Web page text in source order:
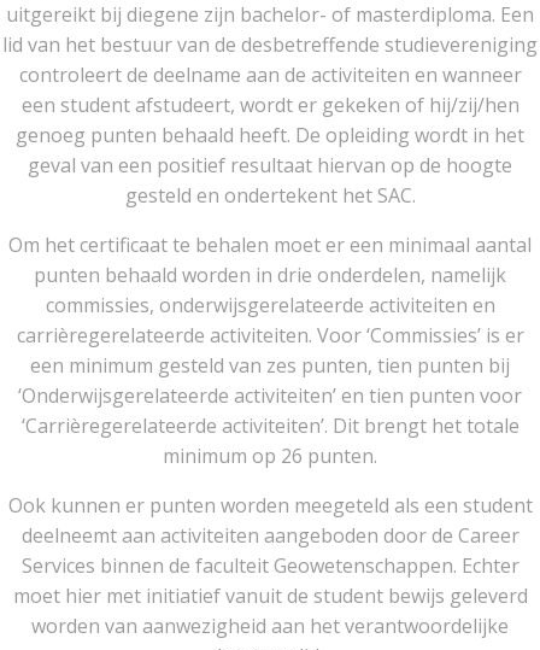
uitgereikt bij diegene zijn bachelor- of masterdiploma. Een
lid van het bestuur van de desbetreffende studievereniging
controleert de deelname aan de activiteiten en wanneer
een student afstudeert, wordt er gekeken of hij/zij/hen
genoeg punten behaald heeft. De opleiding wordt in het
geval van een positief resultaat hiervan op de hoogte
gesteld en ondertekent het SAC.
Om het certificaat te behalen moet er een minimaal aantal
punten behaald worden in drie onderdelen, namelijk
commissies, onderwijsgerelateerde activiteiten en
carrièregerelateerde activiteiten. Voor ‘Commissies’ is er
een minimum gesteld van zes punten, tien punten bij
‘Onderwijsgerelateerde activiteiten’ en tien punten voor
‘Carrièregerelateerde activiteiten’. Dit brengt het totale
minimum op 26 punten.
Ook kunnen er punten worden meegeteld als een student
deelneemt aan activiteiten aangeboden door de Career
Services binnen de faculteit Geowetenschappen. Echter
moet hier met initiatief vanuit de student bewijs geleverd
worden van aanwezigheid aan het verantwoordelijke